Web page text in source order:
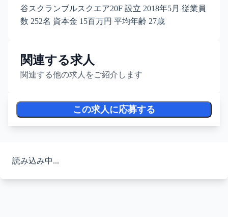
谷スクランブルスクエア20F 設立 2018年5月 従業員
数 252名 資本金 15百万円 平均年齢 27歳
関連する求人
関連する他の求人をご紹介します
この求人に応募する
読み込み中...